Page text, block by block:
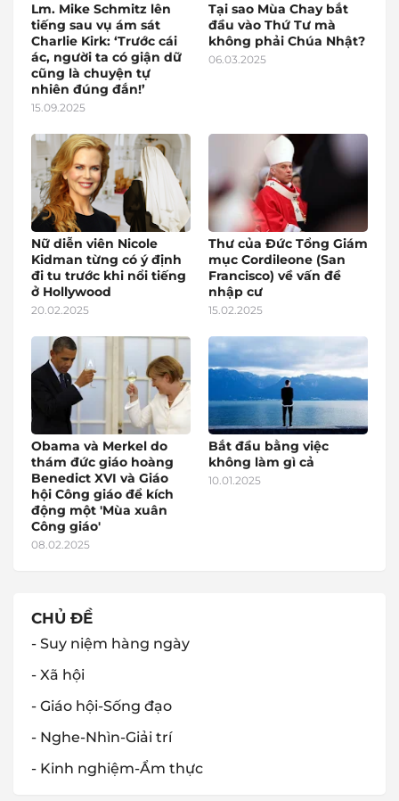
Lm. Mike Schmitz lên
tiếng sau vụ ám sát
Charlie Kirk: ‘Trước cái
ác, người ta có giận dữ
cũng là chuyện tự
nhiên đúng đắn!’
15.09.2025
Tại sao Mùa Chay bắt
đầu vào Thứ Tư mà
không phải Chúa Nhật?
06.03.2025
Nữ diễn viên Nicole
Kidman từng có ý định
đi tu trước khi nổi tiếng
ở Hollywood
20.02.2025
Thư của Đức Tổng Giám
mục Cordileone (San
Francisco) về vấn đề
nhập cư
15.02.2025
Obama và Merkel do
thám đức giáo hoàng
Benedict XVI và Giáo
hội Công giáo để kích
động một 'Mùa xuân
Công giáo'
08.02.2025
Bắt đầu bằng việc
không làm gì cả
10.01.2025
CHỦ ĐỀ
- Suy niệm hàng ngày
- Xã hội
- Giáo hội-Sống đạo
- Nghe-Nhìn-Giải trí
- Kinh nghiệm-Ẩm thực